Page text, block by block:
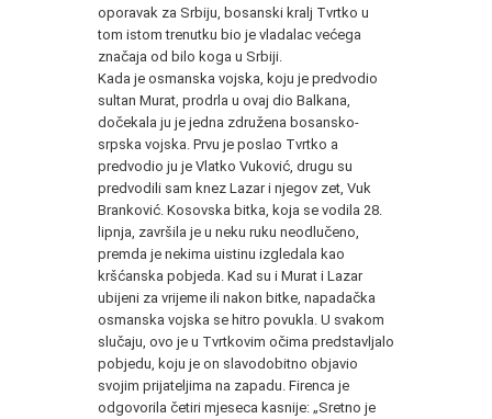
oporavak za Srbiju, bosanski kralj Tvrtko u
tom istom trenutku bio je vla­dalac većega
značaja od bilo koga u Srbiji.
Kada je osmanska vojska, koju je predvodio
sultan Murat, prodrla u ovaj dio Balkana,
dočekala ju je jedna združena bosansko-
srpska vojska. Prvu je poslao Tvrtko a
predvodio ju je Vlatko Vuković, drugu su
predvodili sam knez Lazar i njegov zet, Vuk
Branković. Kosovska bitka, koja se vodila 28.
lipnja, završila je u neku ruku neodlučeno,
premda je nekima uistinu izgledala kao
kršćanska pobjeda. Kad su i Murat i Lazar
ubijeni za vrijeme ili nakon bitke, napadačka
osmanska vojska se hitro povukla. U sva­kom
slučaju, ovo je u Tvrtkovim očima predstavljalo
pobjedu, ko­ju je on slavodobitno objavio
svojim prijateljima na zapadu. Fi­renca je
odgovorila četiri mjeseca kasnije: „Sretno je